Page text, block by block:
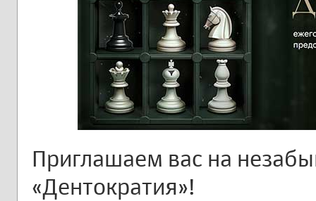
Приглашаем вас на
«Дентократия»!